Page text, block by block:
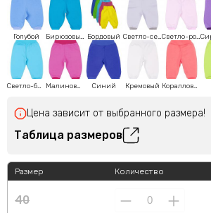
Голубой Бирюзовый Бордовый Светло-серый Светло-розовый
Светло-бирюзовый Малиновый Синий Кремовый Коралловый
Цена зависит от выбранного размера!
Таблица размеров
Размер
40
Количество